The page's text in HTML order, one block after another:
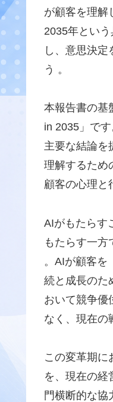
が顧客を理解
2035年とい
し、意思決
う 。
本報告書の基
in 2035」で
主要な結論を
理解するため
顧客の心理と
AIがもたらす
もたらす一
。AIが顧客を
続と成長のた
おいて競争優
なく、現在の
この変革期に
を、現在の経
門横断的な協